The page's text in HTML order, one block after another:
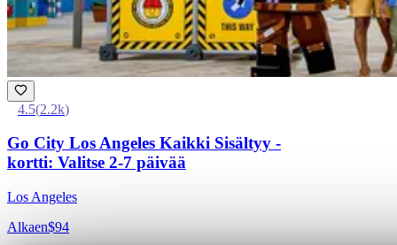
4.5(2.2k)
Go City Los Angeles Kaikki Sisältyy -
kortti: Valitse 2-7 päivää
Los Angeles
Alkaen$94